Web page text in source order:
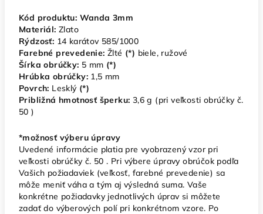
Kód produktu: Wanda 3mm
Materiál: Zlato
Rýdzosť: 14 karátov 585/1000
Farebné prevedenie: Žlté (*) biele, ružové
Šírka obrúčky: 5 mm (*)
Hrúbka obrúčky: 1,5 mm
Povrch: Lesklý (*)
Približná hmotnosť šperku: 3,6 g (pri veľkosti obrúčky č.
50 )
*možnosť výberu úpravy
Uvedené informácie platia pre vyobrazený vzor pri
veľkosti obrúčky č. 50 . Pri výbere úpravy obrúčok podľa
Vašich požiadaviek (veľkosť, farebné prevedenie) sa
môže meniť váha a tým aj výsledná suma. Vaše
konkrétne požiadavky jednotlivých úprav si môžete
zadať do výberových polí pri konkrétnom vzore. Po